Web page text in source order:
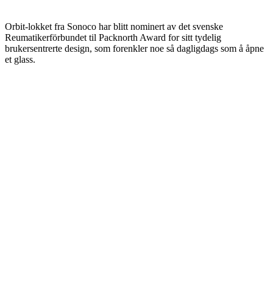
Orbit-lokket fra Sonoco har blitt nominert av det svenske
Reumatikerförbundet til Packnorth Award for sitt tydelig
brukersentrerte design, som forenkler noe så dagligdags som å åpne
et glass.